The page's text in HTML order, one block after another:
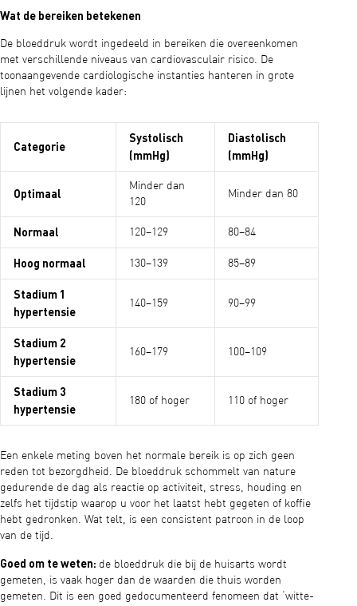
Wat de bereiken betekenen
De bloeddruk wordt ingedeeld in bereiken die overeenkomen
met verschillende niveaus van cardiovasculair risico. De
toonaangevende cardiologische instanties hanteren in grote
lijnen het volgende kader:
Categorie
Systolisch
(mmHg)
Diastolisch
(mmHg)
Optimaal
Minder dan
120
Minder dan 80
Normaal 120–129 80–84
Hoog normaal 130–139 85–89
Stadium 1
hypertensie
140–159 90–99
Stadium 2
hypertensie
160–179 100–109
Stadium 3
hypertensie
180 of hoger 110 of hoger
Een enkele meting boven het normale bereik is op zich geen
reden tot bezorgdheid. De bloeddruk schommelt van nature
gedurende de dag als reactie op activiteit, stress, houding en
zelfs het tijdstip waarop u voor het laatst hebt gegeten of koffie
hebt gedronken. Wat telt, is een consistent patroon in de loop
van de tijd.
Goed om te weten: de bloeddruk die bij de huisarts wordt
gemeten, is vaak hoger dan de waarden die thuis worden
gemeten. Dit is een goed gedocumenteerd fenomeen dat ‘witte-